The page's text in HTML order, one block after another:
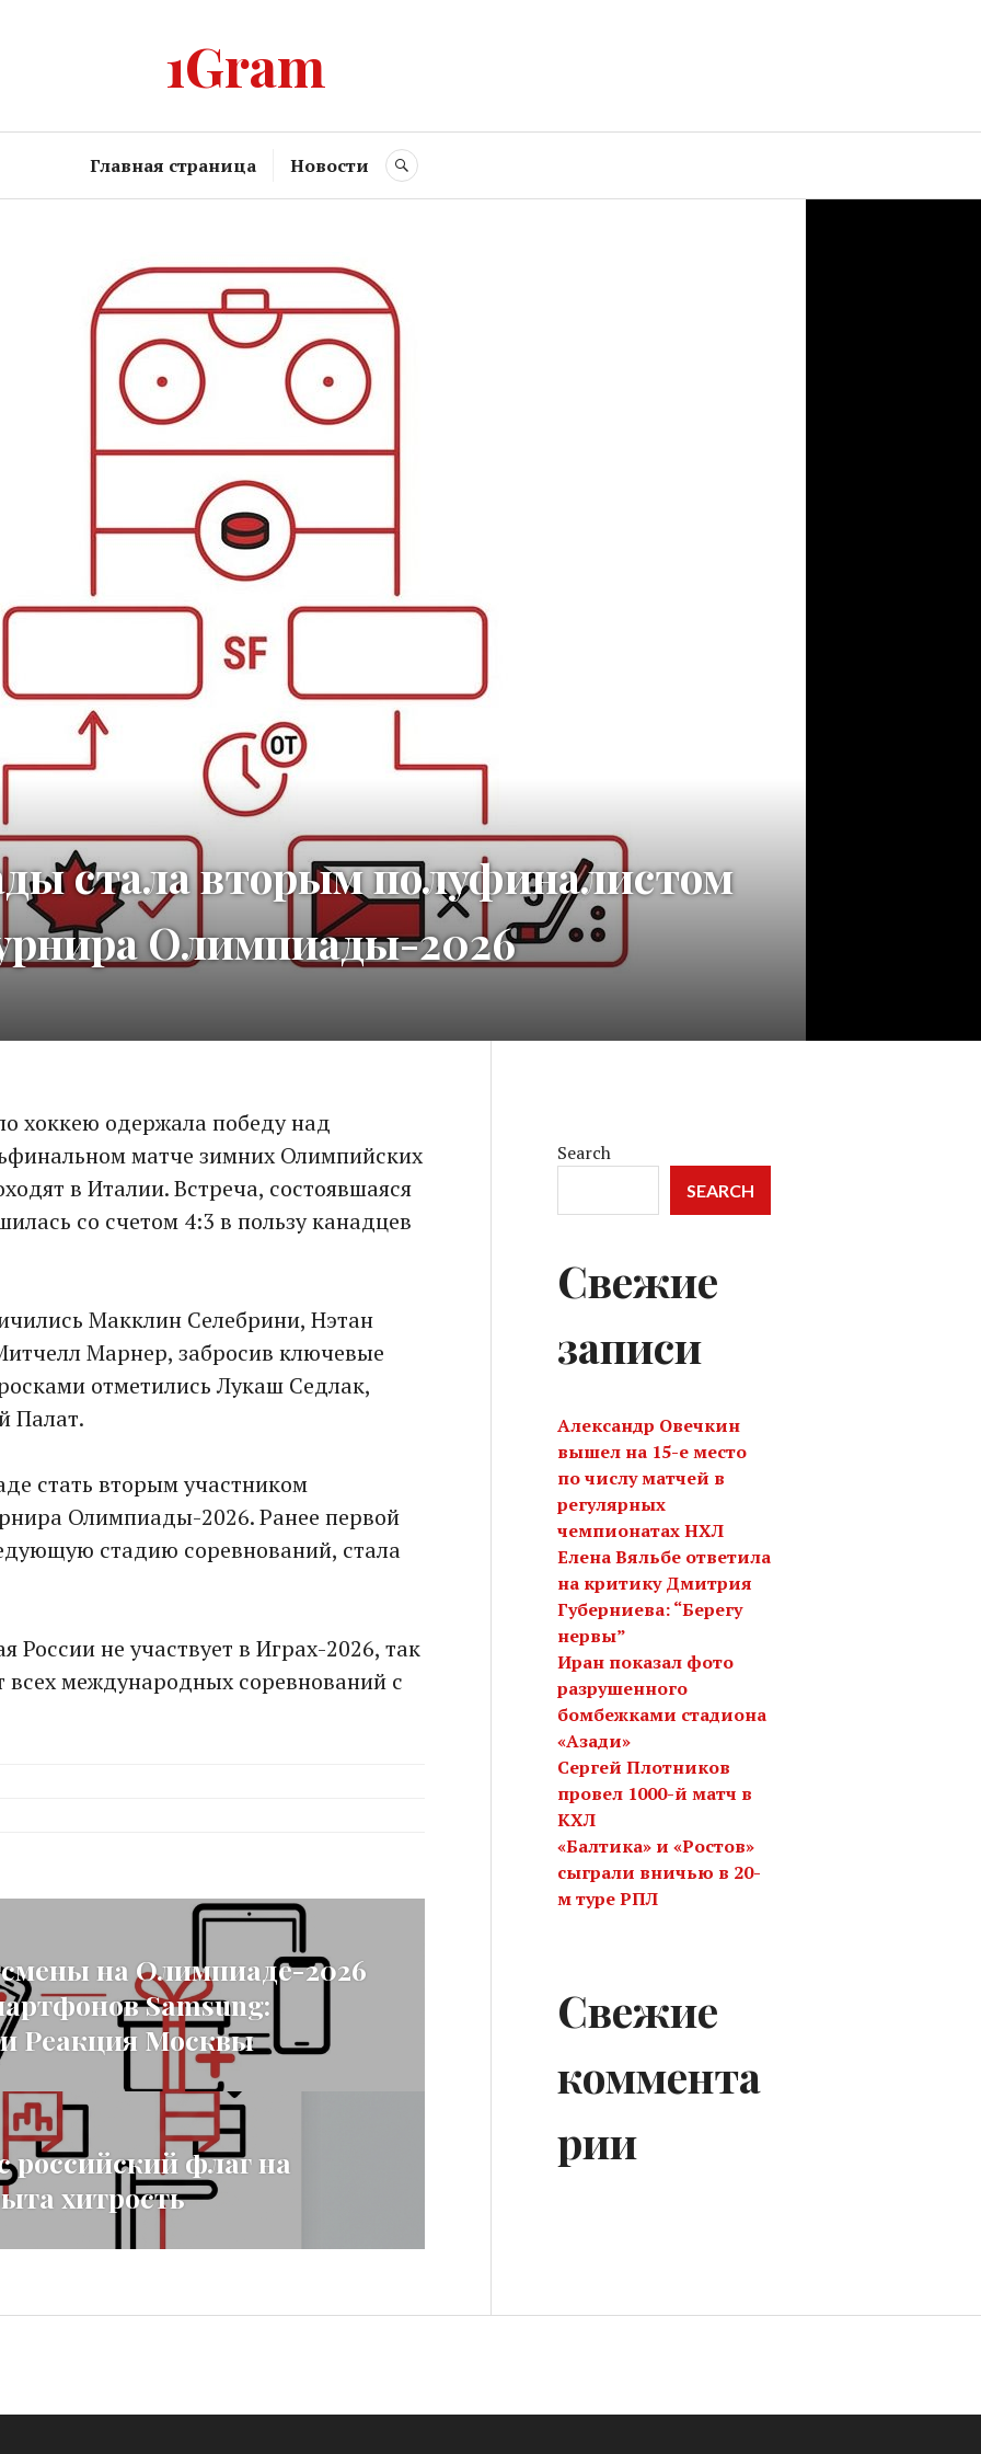
1Gram
Главная страница Новости SEARCH
стала вторым полуфиналистом
Олимпиады-2026
хоккею одержала победу над
матче зимних Олимпийских
в Италии. Встреча, состоявшаяся
со счетом 4:3 в пользу канадцев
Макклин Селебрини, Нэтан
Марнер, забросив ключевые
отметились Лукаш Седлак,
Палат.
стать вторым участником
Олимпиады-2026. Ранее первой
стадию соревнований, стала
России не участвует в Играх-2026, так
всех международных соревнований с
на Олимпиаде-2026
Samsung:
Реакция Москвы
российский флаг на
хитрость
Search
SEARCH
Свежие
записи
Александр Овечкин
вышел на 15-е место
по числу матчей в
регулярных
чемпионатах НХЛ
Елена Вяльбе ответила
на критику Дмитрия
Губерниева: “Берегу
нервы”
Иран показал фото
разрушенного
бомбежками стадиона
«Азади»
Сергей Плотников
провел 1000-й матч в
КХЛ
«Балтика» и «Ростов»
сыграли вничью в 20-
м туре РПЛ
Свежие
коммента
рии